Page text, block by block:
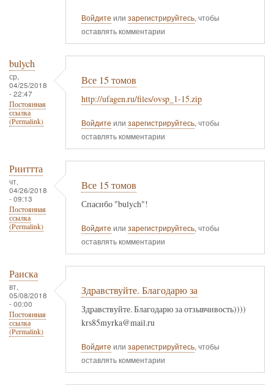
Войдите или зарегистрируйтесь, чтобы
оставлять комментарии
bulych
ср,
04/25/2018
- 22:47
Постоянная
ссылка
(Permalink)
Все 15 томов
http://ufagen.ru/files/ovsp_1-15.zip
Войдите или зарегистрируйтесь, чтобы
оставлять комментарии
Рииттта
чт,
04/26/2018
- 09:13
Постоянная
ссылка
(Permalink)
Все 15 томов
Спасибо "bulych"!
Войдите или зарегистрируйтесь, чтобы
оставлять комментарии
Раиска
вт,
05/08/2018
- 00:00
Постоянная
ссылка
(Permalink)
Здравствуйте. Благодарю за
Здравствуйте. Благодарю за отзывчивость))))
krs85myrka@mail.ru
Войдите или зарегистрируйтесь, чтобы
оставлять комментарии